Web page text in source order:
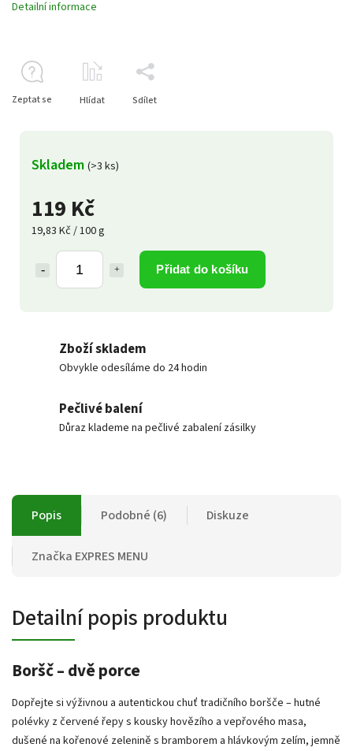
119 Kč
19,83 Kč / 100 g
Přidat do košíku
Skladem (>3 ks)
Detailní informace
Zeptat se Hlídat Sdílet
Zboží skladem
Obvykle odesíláme do 24 hodin
Pečlivé balení
Důraz klademe na pečlivé zabalení zásilky
Popis Podobné (6) Diskuze
Značka EXPRES MENU
Detailní popis produktu
Boršč – dvě porce
Dopřejte si výživnou a autentickou chuť tradičního boršče – hutné
polévky z červené řepy s kousky hovězího a vepřového masa,
dušené na kořenové zelenině s bramborem a hlávkovým zelím, jemně